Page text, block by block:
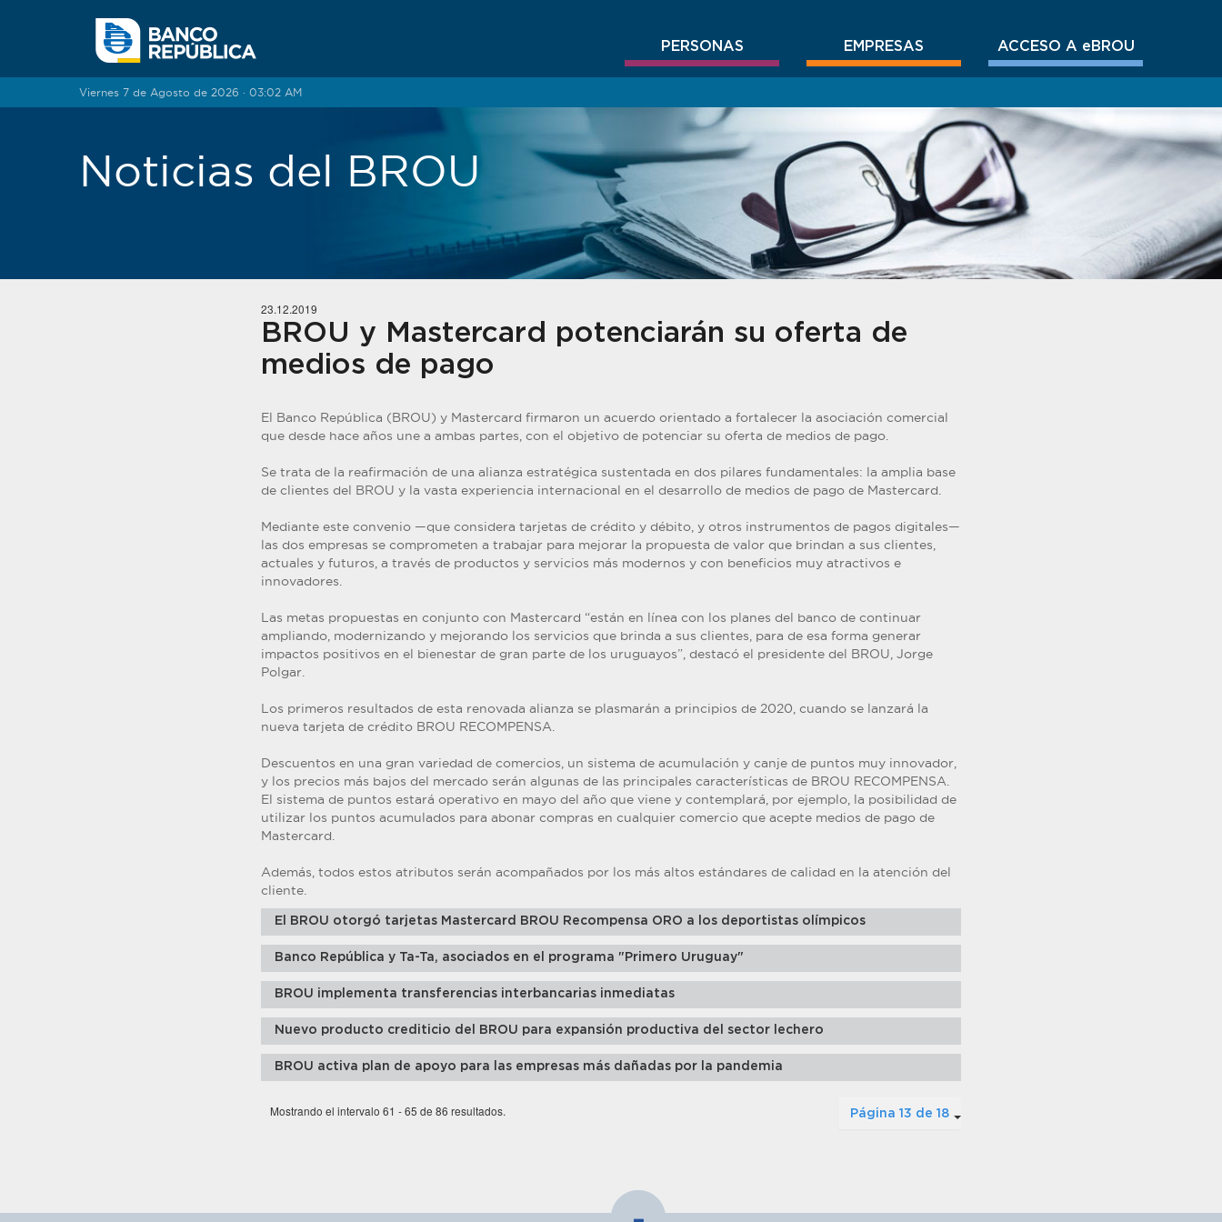
PERSONAS EMPRESAS ACCESO A eBROU
Viernes 7 de Agosto de 2026 · 03:02 AM
Noticias del BROU
23.12.2019
BROU y Mastercard potenciarán su oferta de
medios de pago
El Banco República (BROU) y Mastercard firmaron un acuerdo orientado a fortalecer la asociación comercial
que desde hace años une a ambas partes, con el objetivo de potenciar su oferta de medios de pago.
Se trata de la reafirmación de una alianza estratégica sustentada en dos pilares fundamentales: la amplia base
de clientes del BROU y la vasta experiencia internacional en el desarrollo de medios de pago de Mastercard.
Mediante este convenio —que considera tarjetas de crédito y débito, y otros instrumentos de pagos digitales—
las dos empresas se comprometen a trabajar para mejorar la propuesta de valor que brindan a sus clientes,
actuales y futuros, a través de productos y servicios más modernos y con beneficios muy atractivos e
innovadores.
Las metas propuestas en conjunto con Mastercard “están en línea con los planes del banco de continuar
ampliando, modernizando y mejorando los servicios que brinda a sus clientes, para de esa forma generar
impactos positivos en el bienestar de gran parte de los uruguayos”, destacó el presidente del BROU, Jorge
Polgar.
Los primeros resultados de esta renovada alianza se plasmarán a principios de 2020, cuando se lanzará la
nueva tarjeta de crédito BROU RECOMPENSA.
Descuentos en una gran variedad de comercios, un sistema de acumulación y canje de puntos muy innovador,
y los precios más bajos del mercado serán algunas de las principales características de BROU RECOMPENSA.
El sistema de puntos estará operativo en mayo del año que viene y contemplará, por ejemplo, la posibilidad de
utilizar los puntos acumulados para abonar compras en cualquier comercio que acepte medios de pago de
Mastercard.
Además, todos estos atributos serán acompañados por los más altos estándares de calidad en la atención del
cliente.
El BROU otorgó tarjetas Mastercard BROU Recompensa ORO a los deportistas olímpicos
Banco República y Ta-Ta, asociados en el programa "Primero Uruguay"
BROU implementa transferencias interbancarias inmediatas
Nuevo producto crediticio del BROU para expansión productiva del sector lechero
BROU activa plan de apoyo para las empresas más dañadas por la pandemia
Página 13 de 18
Mostrando el intervalo 61 - 65 de 86 resultados.